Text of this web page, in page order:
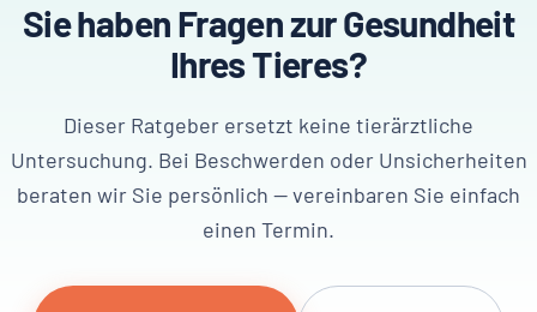
Sie haben Fragen zur Gesundheit
Ihres Tieres?
Dieser Ratgeber ersetzt keine tierärztliche
Untersuchung. Bei Beschwerden oder Unsicherheiten
beraten wir Sie persönlich — vereinbaren Sie einfach
einen Termin.